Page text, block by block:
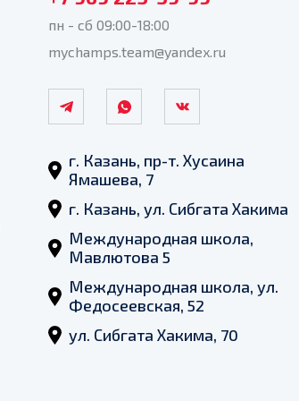
пн - сб 09:00-18:00
mychamps.team@yandex.ru
г. Казань, пр-т. Хусаина
Ямашева, 7
г. Казань, ул. Сибгата Хакима
Международная школа,
Мавлютова 5
Международная школа, ул.
Федосеевская, 52
ул. Сибгата Хакима, 70